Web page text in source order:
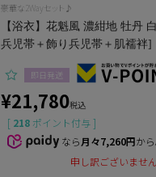
豪華な2Wayセット♪
【浴衣】花魁風 濃紺地 牡丹
兵児帯＋飾り兵児帯＋肌襦袢]
即日発送
¥21,780税込
[ 218 ポイント付与 ]
なら月々7,260円か
申し訳ございませ